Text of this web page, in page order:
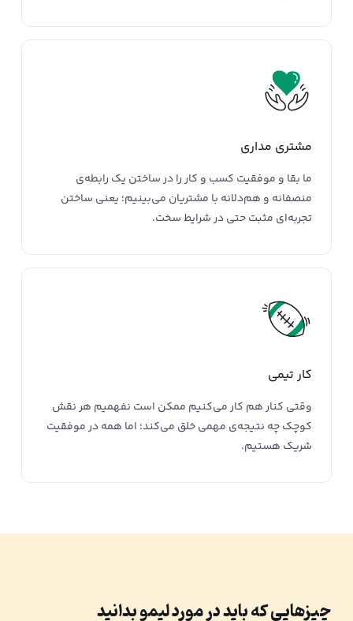
مشتری مداری
ما بقا و موفقیت کسب و کار را در ساختن یک رابطه‌ی
منصفانه و هم‌دلانه با مشتریان می‌بینیم؛ یعنی ساختن
تجربه‌ای مثبت حتی در شرایط سخت.
کار تیمی
وقتی کنار هم کار می‌کنیم ممکن است نفهمیم هر نقش
کوچک چه نتیجه‌ی مهمی خلق می‌کند؛ اما همه در موفقیت
شریک هستیم.
چیزهایی که باید در مورد لیمو بدانید